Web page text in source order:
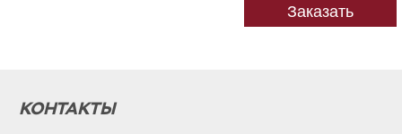
Заказать
КОНТАКТЫ